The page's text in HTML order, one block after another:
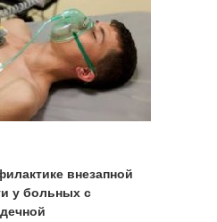
внезапной
у больных с